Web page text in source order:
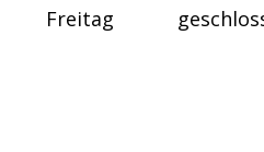
Freitag